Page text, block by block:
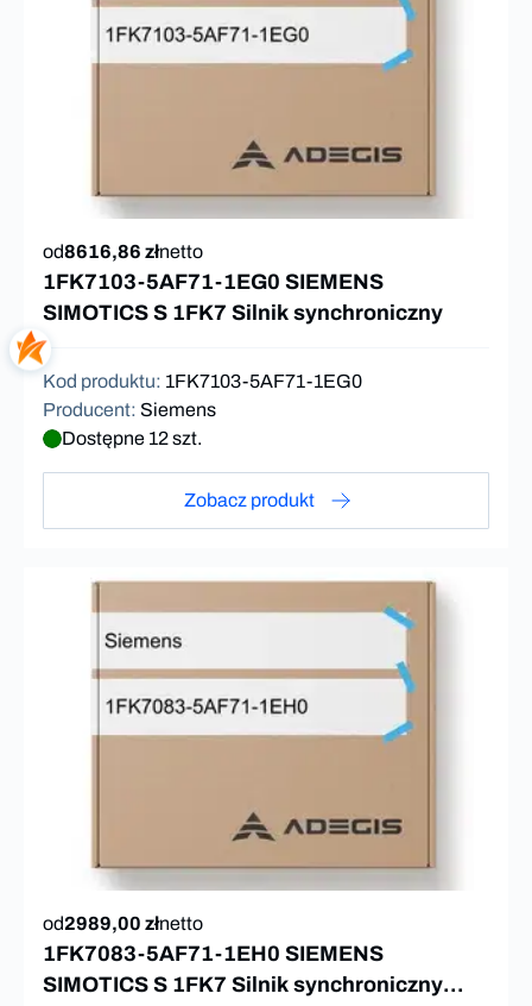
od8616,86 złnetto
1FK7103-5AF71-1EG0 SIEMENS
SIMOTICS S 1FK7 Silnik synchroniczny
Kod produktu: 1FK7103-5AF71-1EG0
Producent: Siemens
Dostępne 12 szt.
Zobacz produkt
od2989,00 złnetto
1FK7083-5AF71-1EH0 SIEMENS
SIMOTICS S 1FK7 Silnik synchroniczny